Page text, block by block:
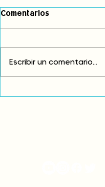
Comentarios
Escribir un comentario...